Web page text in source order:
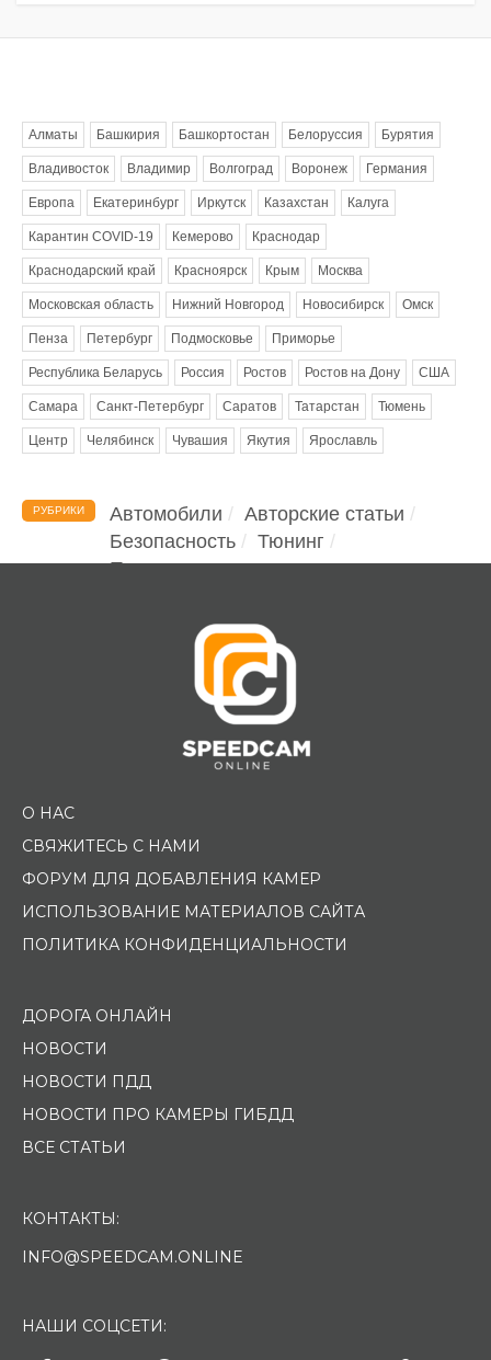
Алматы Башкирия Башкортостан Белоруссия Бурятия
Владивосток Владимир Волгоград Воронеж Германия
Европа Екатеринбург Иркутск Казахстан Калуга
Карантин COVID-19 Кемерово Краснодар
Краснодарский край Красноярск Крым Москва
Московская область Нижний Новгород Новосибирск Омск
Пенза Петербург Подмосковье Приморье
Республика Беларусь Россия Ростов Ростов на Дону США
Самара Санкт-Петербург Саратов Татарстан Тюмень
Центр Челябинск Чувашия Якутия Ярославль
РУБРИКИ Автомобили
Авторские статьи
Безопасность
Тюнинг
Помощь водителю
О НАС
СВЯЖИТЕСЬ С НАМИ
ФОРУМ ДЛЯ ДОБАВЛЕНИЯ КАМЕР
ИСПОЛЬЗОВАНИЕ МАТЕРИАЛОВ САЙТА
ПОЛИТИКА КОНФИДЕНЦИАЛЬНОСТИ
ДОРОГА ОНЛАЙН
НОВОСТИ
НОВОСТИ ПДД
НОВОСТИ ПРО КАМЕРЫ ГИБДД
ВСЕ СТАТЬИ
КОНТАКТЫ:
INFO@SPEEDCAM.ONLINE
НАШИ СОЦСЕТИ: